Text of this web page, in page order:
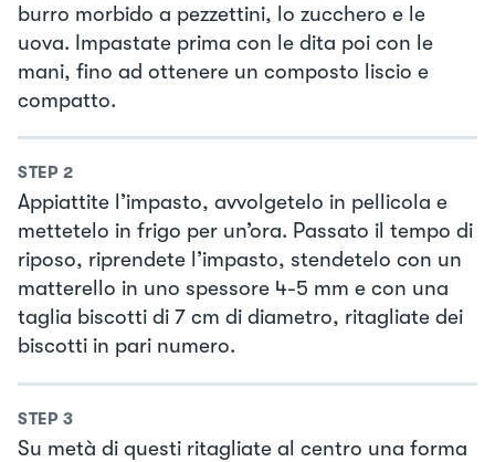
burro morbido a pezzettini, lo zucchero e le
uova. Impastate prima con le dita poi con le
mani, fino ad ottenere un composto liscio e
compatto.
STEP 2
Appiattite l’impasto, avvolgetelo in pellicola e
mettetelo in frigo per un’ora. Passato il tempo di
riposo, riprendete l’impasto, stendetelo con un
matterello in uno spessore 4-5 mm e con una
taglia biscotti di 7 cm di diametro, ritagliate dei
biscotti in pari numero.
STEP 3
Su metà di questi ritagliate al centro una forma